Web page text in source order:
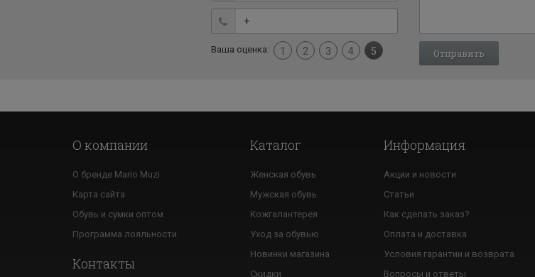
Ваша оценка: 1 2 3 4 5
О компании
О бренде Mario Muzi
Карта сайта
Обувь и сумки оптом
Программа лояльности
Контакты
Каталог
Женская обувь
Мужская обувь
Кожгалантерея
Уход за обувью
Новинки магазина
Скидки
Информация
Акции и новости
Статьи
Как сделать заказ?
Оплата и доставка
Условия гарантии и возврата
Вопросы и ответы